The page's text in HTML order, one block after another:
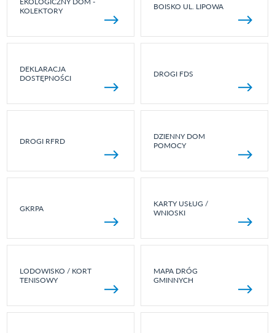
KOLEKTORY
BOISKO UL. LIPOWA
DEKLARACJA
DOSTĘPNOŚCI
DROGI FDS
DROGI RFRD
DZIENNY DOM
POMOCY
GKRPA
KARTY USŁUG /
WNIOSKI
LODOWISKO / KORT
TENISOWY
MAPA DRÓG
GMINNYCH